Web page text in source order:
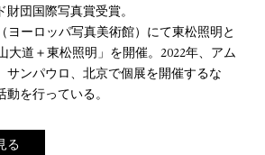
団国際写真賞受賞。
ヨーロッパ写真美術館）にて東松照明と
大道＋東松照明」を開催。2022年、アム
サンパウロ、北京で個展を開催するな
動を行っている。
る